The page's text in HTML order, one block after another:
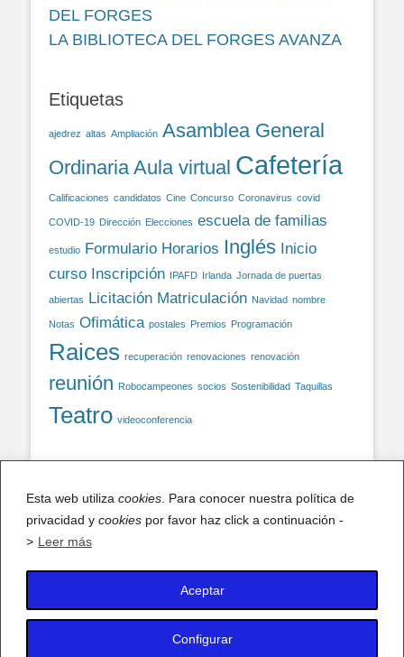
Esta web utiliza cookies . Para conocer nuestra política de
privacidad y cookies por favor haz click a continuación -
> Leer más
Configurar
Aceptar
DEL FORGES
LA BIBLIOTECA DEL FORGES AVANZA
Etiquetas
ajedrez altas Ampliación Asamblea General
Ordinaria Aula virtual Cafetería
Calificaciones candidatos Cine Concurso Coronavirus covid
COVID-19 Dirección Elecciones escuela de familias
estudio Formulario Horarios Inglés Inicio
curso Inscripción IPAFD Irlanda Jornada de puertas
abiertas Licitación Matriculación Navidad nombre
Notas Ofimática postales Premios Programación
Raices recuperación renovaciones renovación
reunión Robocampeones socios Sostenibilidad Taquillas
Teatro videoconferencia
Facebook
X (antiguo Twitter)